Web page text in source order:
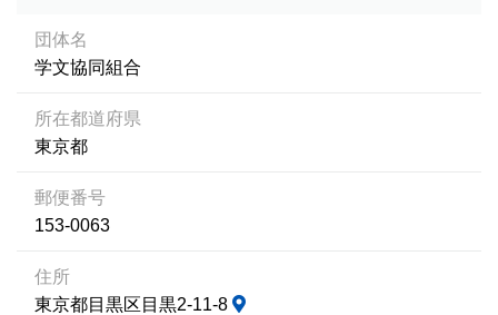
団体名
学文協同組合
所在都道府県
東京都
郵便番号
153-0063
住所
東京都目黒区目黒2-11-8